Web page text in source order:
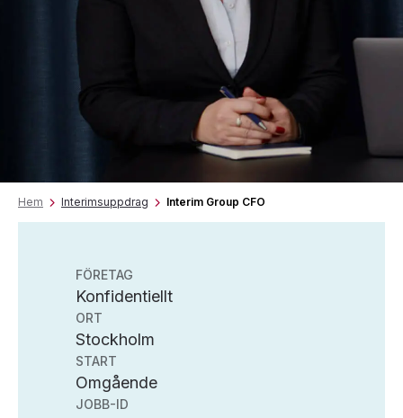
Hem Interimsuppdrag Interim Group CFO
FÖRETAG
Konfidentiellt
ORT
Stockholm
START
Omgående
JOBB-ID